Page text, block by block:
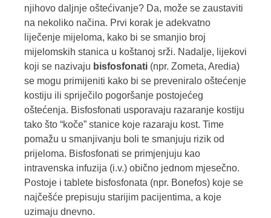
njihovo daljnje oštećivanje? Da, može se zaustaviti
na nekoliko načina. Prvi korak je adekvatno
liječenje mijeloma, kako bi se smanjio broj
mijelomskih stanica u koštanoj srži. Nadalje, lijekovi
koji se nazivaju bisfosfonati (npr. Zometa, Aredia)
se mogu primijeniti kako bi se preveniralo oštećenje
kostiju ili spriječilo pogoršanje postojećeg
oštećenja. Bisfosfonati usporavaju razaranje kostiju
tako što “koče” stanice koje razaraju kost. Time
pomažu u smanjivanju boli te smanjuju rizik od
prijeloma. Bisfosfonati se primjenjuju kao
intravenska infuzija (i.v.) obično jednom mjesečno.
Postoje i tablete bisfosfonata (npr. Bonefos) koje se
najčešće prepisuju starijim pacijentima, a koje
uzimaju dnevno.